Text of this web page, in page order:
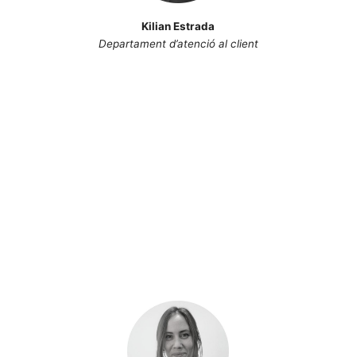
Kilian Estrada
Departament d’atenció al client